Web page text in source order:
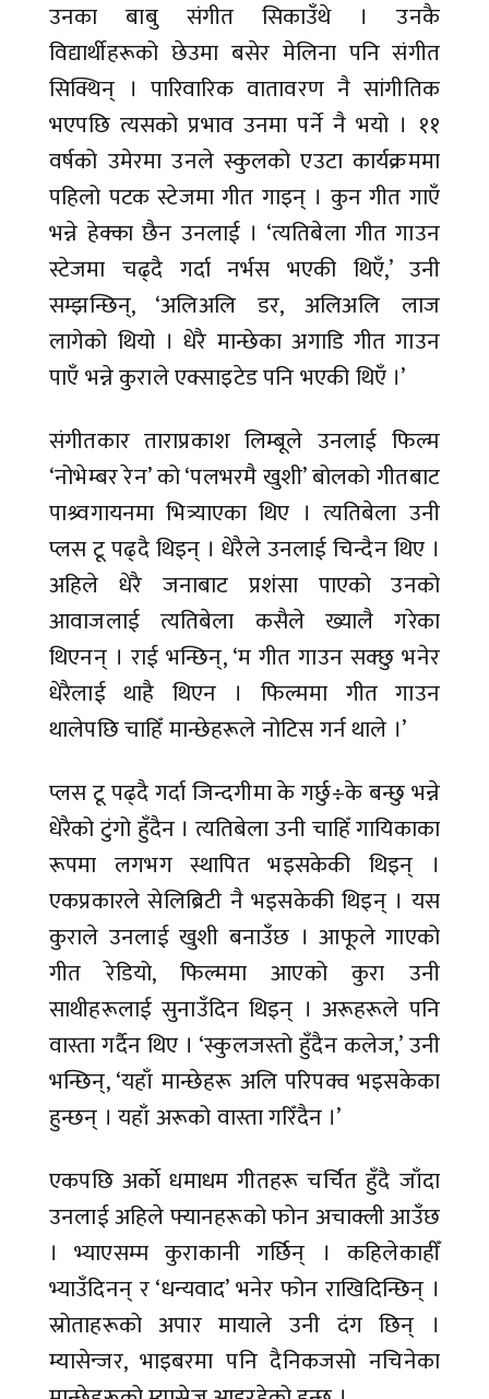
उनका बाबु संगीत सिकाउँथे । उनकै
विद्यार्थीहरूको छेउमा बसेर मेलिना पनि संगीत
सिक्थिन् । पारिवारिक वातावरण नै सांगीतिक
भएपछि त्यसको प्रभाव उनमा पर्ने नै भयो । ११
वर्षको उमेरमा उनले स्कुलको एउटा कार्यक्रममा
पहिलो पटक स्टेजमा गीत गाइन् । कुन गीत गाएँ
भन्ने हेक्का छैन उनलाई । ‘त्यतिबेला गीत गाउन
स्टेजमा चढ्दै गर्दा नर्भस भएकी थिएँ,’ उनी
सम्झन्छिन्, ‘अलिअलि डर, अलिअलि लाज
लागेको थियो । धेरै मान्छेका अगाडि गीत गाउन
पाएँ भन्ने कुराले एक्साइटेड पनि भएकी थिएँ ।’
संगीतकार ताराप्रकाश लिम्बूले उनलाई फिल्म
‘नोभेम्बर रेन’ को ‘पलभरमै खुशी’ बोलको गीतबाट
पाश्र्वगायनमा भित्र्याएका थिए । त्यतिबेला उनी
प्लस टू पढ्दै थिइन् । धेरैले उनलाई चिन्दैन थिए ।
अहिले धेरै जनाबाट प्रशंसा पाएको उनको
आवाजलाई त्यतिबेला कसैले ख्यालै गरेका
थिएनन् । राई भन्छिन्, ‘म गीत गाउन सक्छु भनेर
धेरैलाई थाहै थिएन । फिल्ममा गीत गाउन
थालेपछि चाहिँ मान्छेहरूले नोटिस गर्न थाले ।’
प्लस टू पढ्दै गर्दा जिन्दगीमा के गर्छु÷के बन्छु भन्ने
धेरैको टुंगो हुँदैन । त्यतिबेला उनी चाहिँ गायिकाका
रूपमा लगभग स्थापित भइसकेकी थिइन् ।
एकप्रकारले सेलिब्रिटी नै भइसकेकी थिइन् । यस
कुराले उनलाई खुशी बनाउँछ । आफूले गाएको
गीत रेडियो, फिल्ममा आएको कुरा उनी
साथीहरूलाई सुनाउँदिन थिइन् । अरूहरूले पनि
वास्ता गर्दैन थिए । ‘स्कुलजस्तो हुँदैन कलेज,’ उनी
भन्छिन्, ‘यहाँ मान्छेहरू अलि परिपक्व भइसकेका
हुन्छन् । यहाँ अरूको वास्ता गरिँदैन ।’
एकपछि अर्काे धमाधम गीतहरू चर्चित हुँदै जाँदा
उनलाई अहिले फ्यानहरूको फोन अचाक्ली आउँछ
। भ्याएसम्म कुराकानी गर्छिन् । कहिलेकाहीँ
भ्याउँदिनन् र ‘धन्यवाद’ भनेर फोन राखिदिन्छिन् ।
स्रोताहरूको अपार मायाले उनी दंग छिन् ।
म्यासेन्जर, भाइबरमा पनि दैनिकजसो नचिनेका